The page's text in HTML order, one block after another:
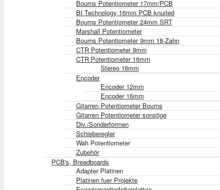
Bourns Potentiometer 17mm/PCB
BI Technology 16mm PCB knurled
Bourns Potentiometer 24mm SRT
Marshall Potentiometer
Bourns Potentiometer 9mm 18-Zahn
CTR Potentiometer 9mm
CTR Potentiometer 16mm
Stereo 16mm
Encoder
Encoder 12mm
Encoder 16mm
Gitarren Potentiometer Bourns
Gitarren Potentiometer sonstige
Div./Sonderformen
Schieberegler
Wah Potentiometer
Zubehör
PCB's, Breadboards
Adapter Platinen
Platinen fuer Projekte